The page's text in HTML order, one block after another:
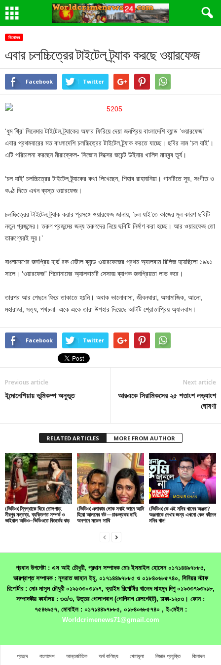
বিনোদন
এবার চলচ্চিত্রের টাইটেল ট্র্যাক করছে ওয়ারফেজ
Facebook Twitter
‘ধুম থ্রি’ সিনেমার টাইটেল ট্র্যাকের অফার ফিরিয়ে দেয়া জনপ্রিয় বাংলাদেশি ব্যান্ড ‘ওয়ারফেজ’
এবার প্রথমবারের মত বাংলাদেশি চলচ্চিত্রের টাইটেল ট্র্যাক করতে যাচ্ছে। ছবির নাম ‘চল যাই’।
এটি পরিচালনা করছেন মীরাক্কেল- সিজোন সিক্সের জয়েন্ট উইনার খালিদ মাহবুব তূর্য।
‘চল যাই’ চলচ্চিত্রের টাইটেল ট্র্যাকের কথা লিখেছেন, শিহাব রাহমানিয়া। গানটিতে সুর, সংগীত ও
কণ্ঠ দিতে এখন ব্যস্ত ওয়ারফেজ।
চলচ্চিত্রের টাইটেল ট্র্যাক করার প্রসঙ্গে ওয়ারফেজ জানায়, ‘চল যাই’তে কাজের মূল কারণ ছবিটি
নতুন প্রজন্মের। তরুণ প্রজন্মের জন্য তরুণদের নিয়ে ছবিটি নির্মাণ করা হচ্ছে। আর ওয়ারফেজ তো
তারুণ্যেরই সুর।’
বাংলাদেশের জনপ্রিয় হার্ড রক মেটাল ব্যান্ড ওয়ারফেজের প্রথম অ্যালবাম রিলিজ হয়েছিলো ১৯৯১
সালে। ‘ওয়ারফেজ” শিরোনামের অ্যালবামটি সেসময় ব্যাপক জনপ্রিয়তা লাভ করে।
তারপর আর পেছনে ফিরে তাকাতে হয়নি। অবাক ভালোবাসা, জীবনধারা, অসামাজিক, আলো,
মহারাজা, সত্য, পথচলা–একে একে তারা উপহার দিয়েছে আটটি শ্রোতাপ্রিয় অ্যালবাম।
Facebook Twitter
Previous article
ইন্দোনেশিয়ায় ভূমিকম্প অনুভূত
Next article
আরএকে সিরামিকসের ২৫ শতাংশ লভ্যাংশ
ঘোষণা
RELATED ARTICLES MORE FROM AUTHOR
(ভিডিও)স্নিগ্ধাকে ঘিরে তোলপাড়:
মীরপুর মন্তব্য, ব্যক্তিগত সম্পর্ক ও
ভাইরাল অডিও–ভিডিওতে বিতর্কের ঝড়
(ভিডিও)এলাকার লোক সবাই জানে আমি
হিরো আলমের বউ—চাঞ্চল্যকর দাবি,
অনশনে মডেল সাথি
(ভিডিও)কে এই মনির খানের অঞ্জনা?
অঞ্জনাকে দেখার জন্য এখনো কেন কাঁদেন
মনির খান!
প্রধান উপদেষ্টা : এস আই চৌধুরী, প্রধান সম্পাদক মোঃ ইসমাইল হোসেন ০১৭১৪৪৯৭৮৮৫,
ভারপ্রাপ্ত সম্পাদক : নূসরাত জাহান ইমু, ০১৭১৪৪৯৭৮৮৫ ও ০১৮৪০৬৮৫৭৪০, সিনিয়র স্টাফ
রিপোর্টার : মোঃ মাসুম চৌধুরী ০১৯১৩৩০৩১৯৭, ক্রাইম রিপোর্টার খালেদ মাহমুদ দিপু ০১৯৩৩৭৯৩৯১৮,
সম্পাদকীয় কার্যালয় : ৩৩/৩, উত্তর গোলাপবাগ (গোপিবাগ রেলগেইট), ঢাকা-১২০৩। ফোন :
৭৫৪৬৯৫৭, মোবাইল : ০১৭১৪৪৯৭৮৮৫, ০১৮৪০৬৮৫৭৪০ , ই-মেইল :
Worldcrimenews71@gmail.com
প্রচ্ছদ বাংলাদেশ আন্তর্জাতিক অর্থ বাণিজ্য খেলাধূলা বিজ্ঞান প্রযুক্তি
বিনোদন